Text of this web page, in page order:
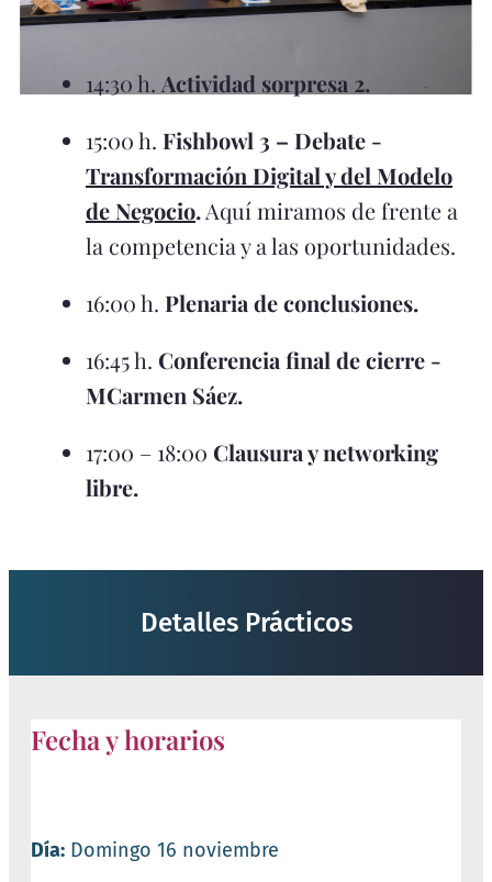
14:30 h. Actividad sorpresa 2.
15:00 h. Fishbowl 3 – Debate -
Transformación Digital y del Modelo
de Negocio.Aquí miramos de frente a
la competencia y a las oportunidades.
16:00 h. Plenaria de conclusiones.
16:45 h. Conferencia final de cierre -
MCarmen Sáez.
17:00 – 18:00 Clausura y networking
libre.
Detalles Prácticos
Fecha y horarios
Día: Domingo 16 noviembre